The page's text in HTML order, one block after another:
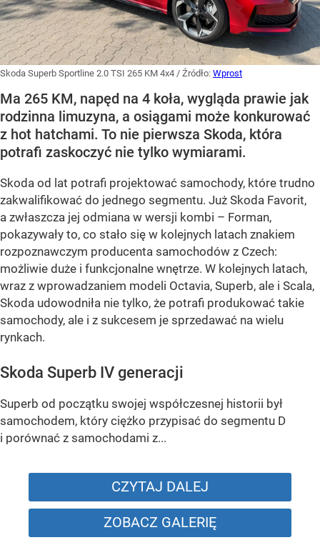
Skoda Superb Sportline 2.0 TSI 265 KM 4x4 / Źródło: Wprost
Ma 265 KM, napęd na 4 koła, wygląda prawie jak
rodzinna limuzyna, a osiągami może konkurować
z hot hatchami. To nie pierwsza Skoda, która
potrafi zaskoczyć nie tylko wymiarami.
Skoda od lat potrafi projektować samochody, które trudno
zakwalifikować do jednego segmentu. Już Skoda Favorit,
a zwłaszcza jej odmiana w wersji kombi – Forman,
pokazywały to, co stało się w kolejnych latach znakiem
rozpoznawczym producenta samochodów z Czech:
możliwie duże i funkcjonalne wnętrze. W kolejnych latach,
wraz z wprowadzaniem modeli Octavia, Superb, ale i Scala,
Skoda udowodniła nie tylko, że potrafi produkować takie
samochody, ale i z sukcesem je sprzedawać na wielu
rynkach.
Skoda Superb IV generacji
Superb od początku swojej współczesnej historii był
samochodem, który ciężko przypisać do segmentu D
i porównać z samochodami z...
CZYTAJ DALEJ
ZOBACZ GALERIĘ